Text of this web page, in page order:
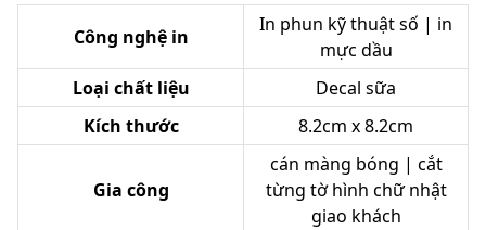
Công nghệ in
In phun kỹ thuật số | in
mực dầu
Loại chất liệu
Decal sữa
Kích thước
8.2cm x 8.2cm
Gia công
cán màng bóng | cắt
từng tờ hình chữ nhật
giao khách